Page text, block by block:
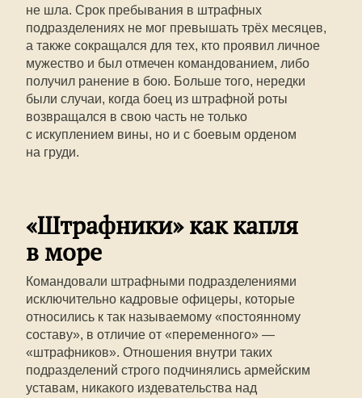
не шла. Срок пребывания в штрафных
подразделениях не мог превышать трёх месяцев,
а также сокращался для тех, кто проявил личное
мужество и был отмечен командованием, либо
получил ранение в бою. Больше того, нередки
были случаи, когда боец из штрафной роты
возвращался в свою часть не только
с искуплением вины, но и с боевым орденом
на груди.
«Штрафники» как капля
в море
Командовали штрафными подразделениями
исключительно кадровые офицеры, которые
относились к так называемому «постоянному
составу», в отличие от «переменного» —
«штрафников». Отношения внутри таких
подразделений строго подчинялись армейским
уставам, никакого издевательства над